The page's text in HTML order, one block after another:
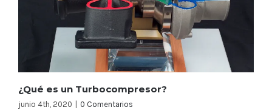
¿Qué es un Turbocompresor?
junio 4th, 2020 0 Comentarios